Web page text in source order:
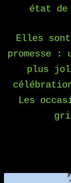
état
Elles
promesse :
plus
Les